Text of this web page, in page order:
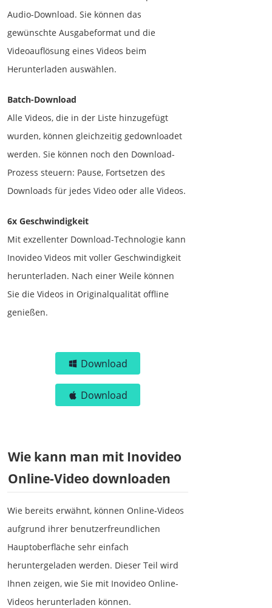
Audio-Download. Sie können das
gewünschte Ausgabeformat und die
Videoauflösung eines Videos beim
Herunterladen auswählen.
Batch-Download
Alle Videos, die in der Liste hinzugefügt
wurden, können gleichzeitig gedownloadet
werden. Sie können noch den Download-
Prozess steuern: Pause, Fortsetzen des
Downloads für jedes Video oder alle Videos.
6x Geschwindigkeit
Mit exzellenter Download-Technologie kann
Inovideo Videos mit voller Geschwindigkeit
herunterladen. Nach einer Weile können
Sie die Videos in Originalqualität offline
genießen.
Download
Download
Wie kann man mit Inovideo
Online-Video downloaden
Wie bereits erwähnt, können Online-Videos
aufgrund ihrer benutzerfreundlichen
Hauptoberfläche sehr einfach
heruntergeladen werden. Dieser Teil wird
Ihnen zeigen, wie Sie mit Inovideo Online-
Videos herunterladen können.